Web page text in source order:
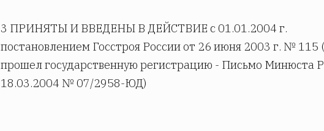
3 ПРИНЯТЫ И ВВЕДЕНЫ В ДЕЙСТВИЕ с 01.01.2004 г.
постановлением Госстроя России от 26 июня 2003 г. № 115
прошел государственную регистрацию - Письмо Минюста
18.03.2004 № 07/2958-ЮД)